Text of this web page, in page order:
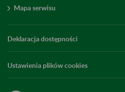
Mapa serwisu
Deklaracja dostępności
Ustawienia plików cookies